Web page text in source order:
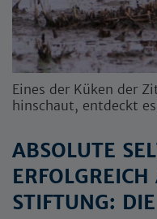
ABSOLUTE
STIFTUNG:
Eines der Küken der
hinschaut, entdeckt